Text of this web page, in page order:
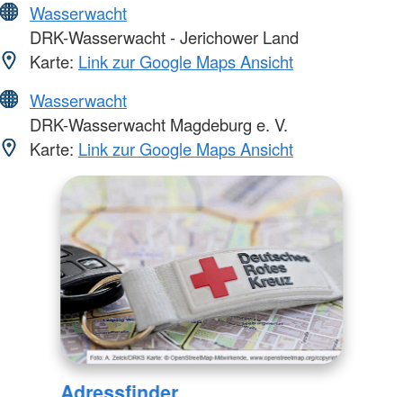
Wasserwacht
DRK-Wasserwacht - Jerichower Land
Karte: Link zur Google Maps Ansicht
Wasserwacht
DRK-Wasserwacht Magdeburg e. V.
Karte: Link zur Google Maps Ansicht